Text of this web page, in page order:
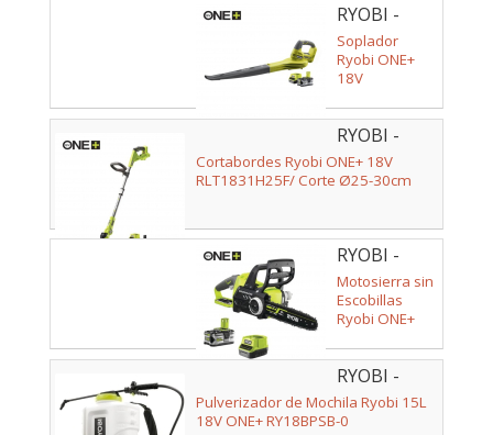
RYOBI -
5133004180
Soplador
Ryobi ONE+
18V
RYOBI -
5133003711
Cortabordes Ryobi ONE+ 18V
RLT1831H25F/ Corte Ø25-30cm
RYOBI -
5133003830
Motosierra sin
Escobillas
Ryobi ONE+
RCS18X3050F
RYOBI -
5133005774
Pulverizador de Mochila Ryobi 15L
18V ONE+ RY18BPSB-0